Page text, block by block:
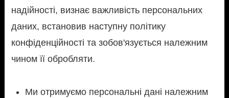
надійності, визнає важливість персональних
даних, встановив наступну політику
конфіденційності та зобов'язується належним
чином її обробляти.
Ми отримуємо персональні дані належним